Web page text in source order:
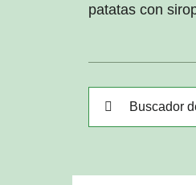
patatas con
Buscar: